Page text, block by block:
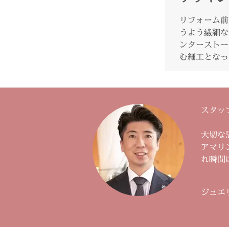
リフォーム
うよう繊細
ンタースト
む細工とな
スタッ
大切な
アマリ
れ瞬間
ジュ